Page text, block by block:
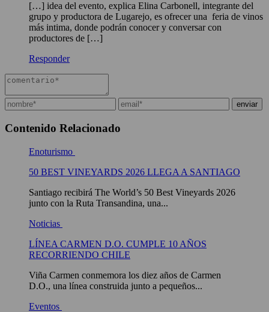
[…] idea del evento, explica Elina Carbonell, integrante del
grupo y productora de Lugarejo, es ofrecer una feria de vinos
más intima, donde podrán conocer y conversar con
productores de […]
Responder
Contenido Relacionado
Enoturismo
50 BEST VINEYARDS 2026 LLEGA A SANTIAGO
Santiago recibirá The World’s 50 Best Vineyards 2026
junto con la Ruta Transandina, una...
Noticias
LÍNEA CARMEN D.O. CUMPLE 10 AÑOS
RECORRIENDO CHILE
Viña Carmen conmemora los diez años de Carmen
D.O., una línea construida junto a pequeños...
Eventos